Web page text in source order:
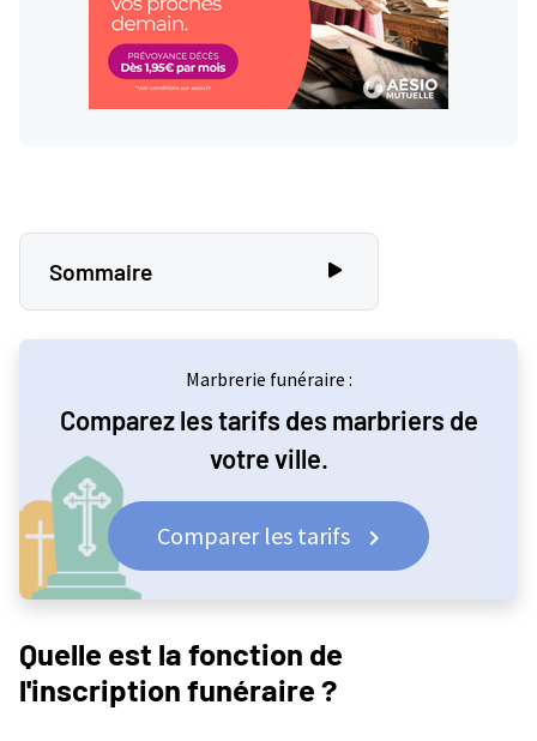
Sommaire
Comment se présente l'inscription funéraire ?
Quels critères sont importants ?
Quels sont les tarifs en vigueur ?
Marbrerie funéraire :
Comparez les tarifs des marbriers de
votre ville.
Comparer les tarifs
Quelle est la fonction de
l'inscription funéraire ?